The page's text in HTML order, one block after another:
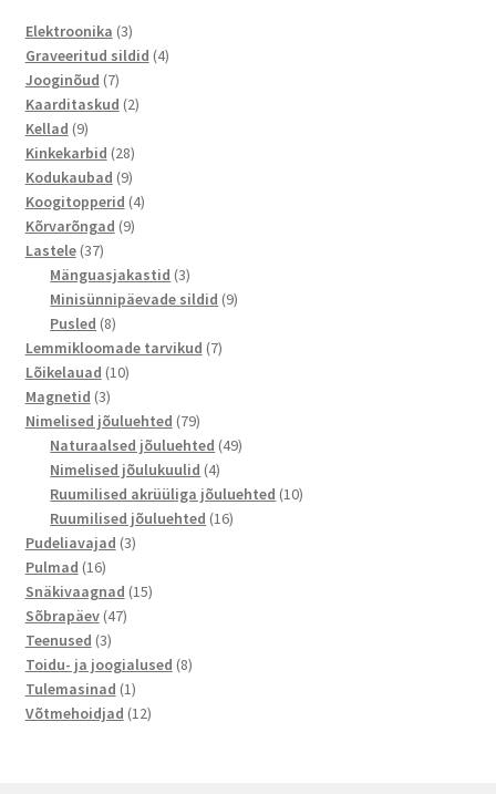
Elektroonika 33
toodet
Graveeritud sildid 44
Jooginõud 77
toodet
Kaarditaskud 22
Kellad 99
toodet
Kinkekarbid 2828
toodet
Kodukaubad 99
toodet
Koogitopperid 44
Kõrvarõngad 99
Lastele 3737
toodet
Mänguasjakastid 33
toodet
Minisünnipäevade sildid 99
Pusled 88
toodet
Lemmikloomade tarvikud 77
Lõikelauad 1010
Magnetid 33
toodet
Nimelised jõuluehted 7979
toodet
Naturaalsed jõuluehted 4949
Nimelised jõulukuulid 44
toodet
Ruumilised akrüüliga jõuluehted 1010
Ruumilised jõuluehted 1616
Pudeliavajad 33
Pulmad 1616
toodet
Snäkivaagnad 1515
Sõbrapäev 4747
Teenused 33
toodet
Toidu- ja joogialused 88
Tulemasinad 11
toode
Võtmehoidjad 1212